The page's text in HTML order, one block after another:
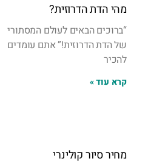
מהי הדת הדרוזית?
“ברוכים הבאים לעולם המסתורי
של הדת הדרוזית!” אתם עומדים
להכיר
קרא עוד »
מחיר סיור קולינרי